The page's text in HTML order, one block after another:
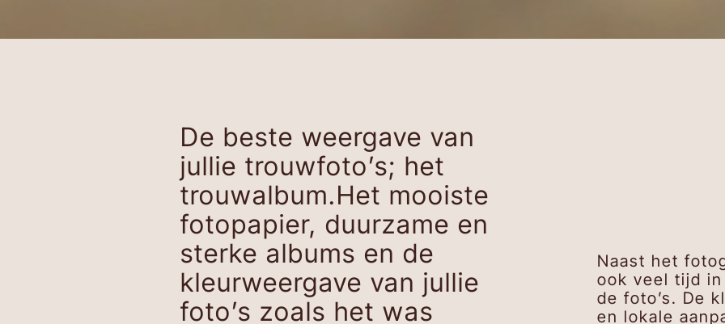
De beste weergave van
jullie trouwfoto’s; het
trouwalbum.Het mooiste
fotopapier, duurzame en
sterke albums en de
kleurweergave van jullie
foto’s zoals het was
Naast het
ook veel tijd
de foto’s. De
en lokale